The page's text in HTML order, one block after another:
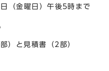
金曜日）午後5時まで
と見積書（2部）